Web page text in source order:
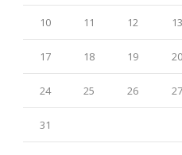
10 11 12 13
17 18 19 20
24 25 26 27
31